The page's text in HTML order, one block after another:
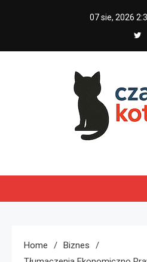
07 sie, 2026
Home
Biznes